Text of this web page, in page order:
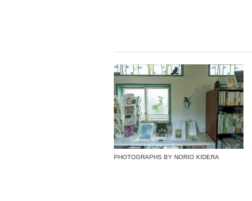
PHOTOGRAPHS BY NORIO KIDERA